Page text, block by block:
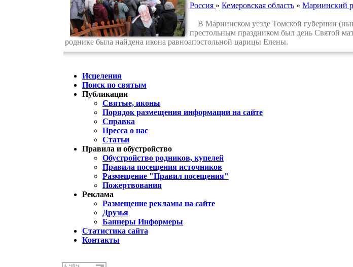
Россия » Кемеровская область» Мариинский
В Мариинском уезде Томской губернии
престольным праздником был день Святой
роднике была найдена икона равноапостольной царицы Елены.
Исцеления
Поиск по святым
Публикации
Святые, иконы
Порядок размещения информации на сайте
Справка
Пресса о нас
Статьи
Правила и обустройство
Обустройство родников, купелей
Правила посещения источников
Размещение "Правил посещения"
Пожертвования
Реклама
Размещение рекламы на сайте
Друзья
Баннеры Информеры
Статистика сайта
Контакты